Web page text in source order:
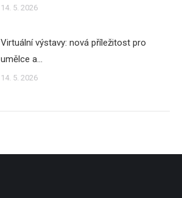
14. 5. 2026
Virtuální výstavy: nová příležitost pro
umělce a…
14. 5. 2026